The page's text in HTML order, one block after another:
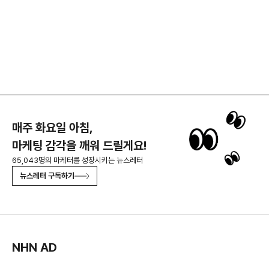
매주 화요일 아침,
마케팅 감각을 깨워 드릴게요!
65,043명의 마케터를 성장시키는 뉴스레터
뉴스레터 구독하기
NHN AD